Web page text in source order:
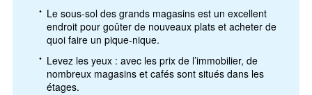
Le sous-sol des grands magasins est un excellent
endroit pour goûter de nouveaux plats et acheter de
quoi faire un pique-nique.
Levez les yeux : avec les prix de l’immobilier, de
nombreux magasins et cafés sont situés dans les
étages.